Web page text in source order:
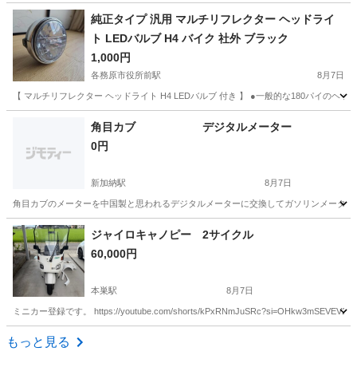
岐阜 各務原市 各務原市役所前駅 カワサキ
純正タイプ 汎用 マルチリフレクター ヘッドライ
ト LEDバルブ H4 バイク 社外 ブラック
1,000円
各務原市役所前駅 8月7日
【 マルチリフレクター ヘッドライト H4 LEDバルブ 付き 】 ●一般的な180パイのヘ
各務原市役所前駅 その他
角目カブ デジタルメーター
0円
新加納駅 8月7日
角目カブのメーターを中国製と思われるデジタルメーターに交換してガソリンメータ
岐阜 各務原市 新加納駅 ホンダ デジタルメーター
ジャイロキャノピー 2サイクル
60,000円
本巣駅 8月7日
ミニカー登録です。 https://youtube.com/shorts/
岐阜 揖斐郡
もっと見る